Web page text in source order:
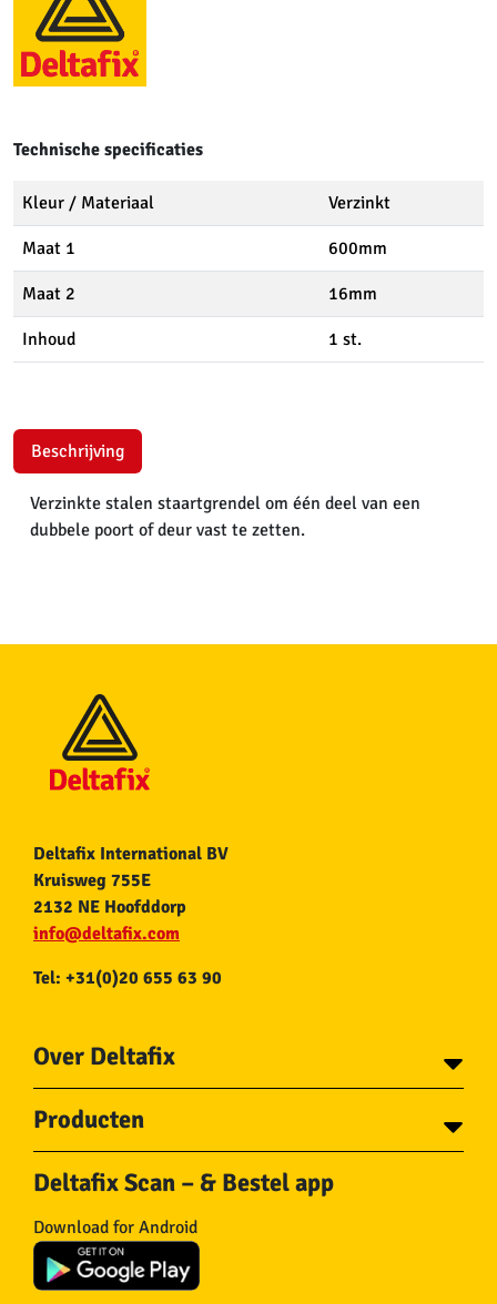
Technische specificaties
Kleur / Materiaal Verzinkt
Maat 1 600mm
Maat 2 16mm
Inhoud 1 st.
Beschrijving
Verzinkte stalen staartgrendel om één deel van een
dubbele poort of deur vast te zetten.
Deltafix International BV
Kruisweg 755E
2132 NE Hoofddorp
info@deltafix.com
Tel: +31(0)20 655 63 90
Over Deltafix
Voor gemeentes
Over Deltafix
Producten
Schroeven
Bouten
Draadnagels
Pluggen
Beslag
Ketting en Toebehoren
Deltafix Scan – & Bestel app
Download for Android